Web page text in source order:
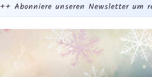
++ Abonniere unseren Newsletter um